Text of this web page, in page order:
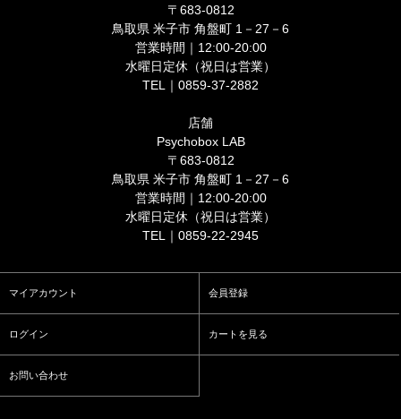
〒683-0812
鳥取県 米子市 角盤町 1－27－6
営業時間｜12:00-20:00
水曜日定休（祝日は営業）
TEL｜0859-37-2882
店舗
Psychobox LAB
〒683-0812
鳥取県 米子市 角盤町 1－27－6
営業時間｜12:00-20:00
水曜日定休（祝日は営業）
TEL｜0859-22-2945
マイアカウント 会員登録
ログイン カートを見る
お問い合わせ